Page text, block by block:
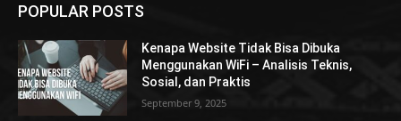
POPULAR POSTS
Kenapa Website Tidak Bisa Dibuka
Menggunakan WiFi – Analisis Teknis,
Sosial, dan Praktis
September 9, 2025